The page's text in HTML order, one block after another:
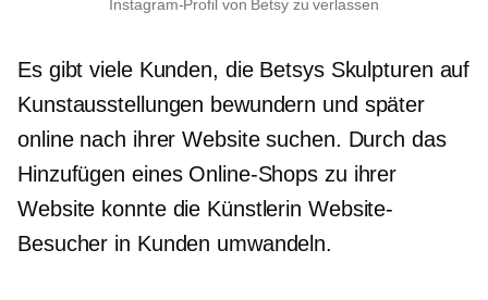
Instagram-Profil von Betsy zu verlassen
Es gibt viele Kunden, die Betsys Skulpturen auf
Kunstausstellungen bewundern und später
online nach ihrer Website suchen. Durch das
Hinzufügen eines Online-Shops zu ihrer
Website konnte die Künstlerin Website-
Besucher in Kunden umwandeln.